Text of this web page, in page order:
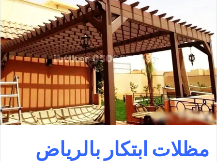
مظلات ابتكار بالرياض